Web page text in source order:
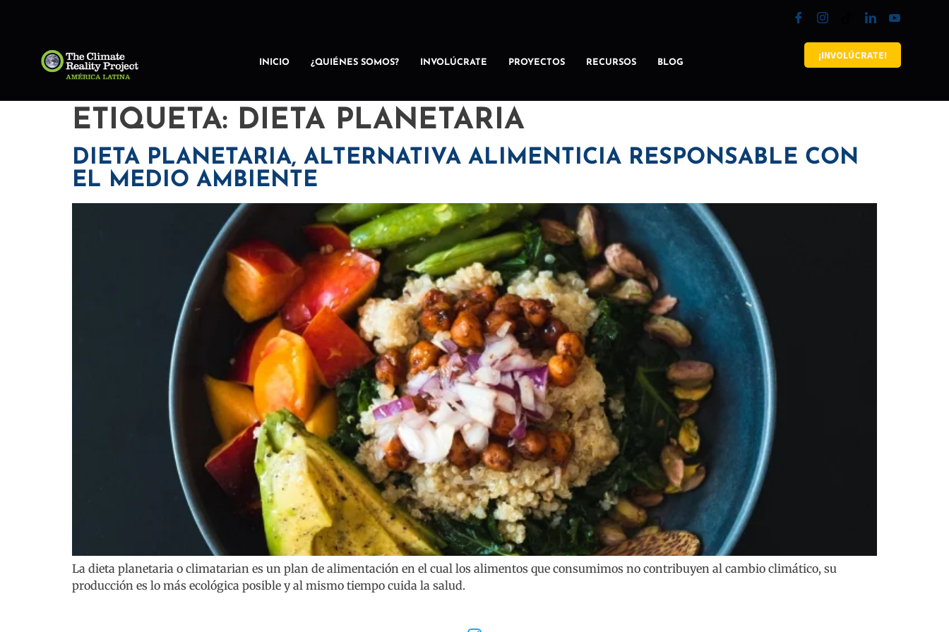
INICIO ¿QUIÉNES SOMOS? INVOLÚCRATE PROYECTOS RECURSOS BLOG
¡INVOLÚCRATE!
ETIQUETA: DIETA PLANETARIA
DIETA PLANETARIA, ALTERNATIVA ALIMENTICIA RESPONSABLE CON
EL MEDIO AMBIENTE
La dieta planetaria o climatarian es un plan de alimentación en el cual los alimentos que consumimos no contribuyen al cambio climático, su
producción es lo más ecológica posible y al mismo tiempo cuida la salud.